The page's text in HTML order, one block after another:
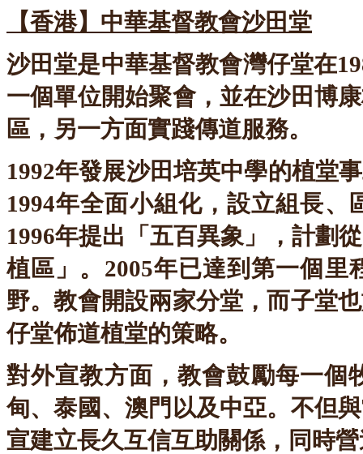
【香港】中華基督教會沙田堂
沙田堂是中華基督教會灣仔堂在
一個單位開始聚會，並在沙田博
區，另一方面實踐傳道服務。
1992年發展沙田培英中學的植堂
1994年全面小組化，設立組長
1996年提出「五百異象」，計劃
植區」。2005年已達到第一個
野。教會開設兩家分堂，而子堂
仔堂佈道植堂的策略。
對外宣教方面，教會鼓勵每一個
甸、泰國、澳門以及中亞。不但
宣建立長久互信互助關係，同時